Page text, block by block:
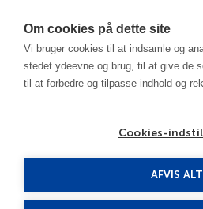
Om cookies på dette site
Vi bruger cookies til at indsamle og
stedet ydeevne og brug, til at give de
til at forbedre og tilpasse indhold og
Cookies-
AFVIS ALT
La Tour de